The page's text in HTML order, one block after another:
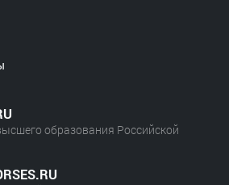
образования Российской